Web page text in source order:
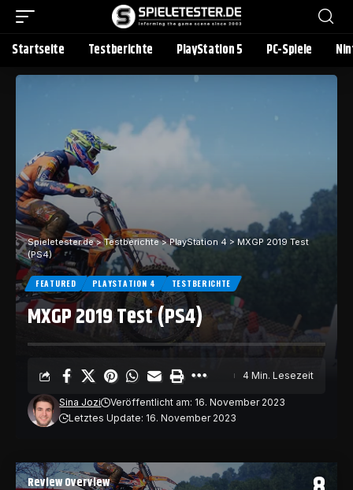
Startseite Testberichte PlayStation 5 PC-Spiele
Spieletester.de>Testberichte>PlayStation 4 > MXGP 2019 Test
(PS4)
FEATURED PLAYSTATION 4 TESTBERICHTE
MXGP 2019 Test (PS4)
Sina Jozi
Veröffentlicht am: 16. November 2023
Letztes Update: 16. November 2023
4 Min. Lesezeit
Review Overview